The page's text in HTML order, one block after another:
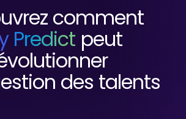
comment
Predict peut
des talents